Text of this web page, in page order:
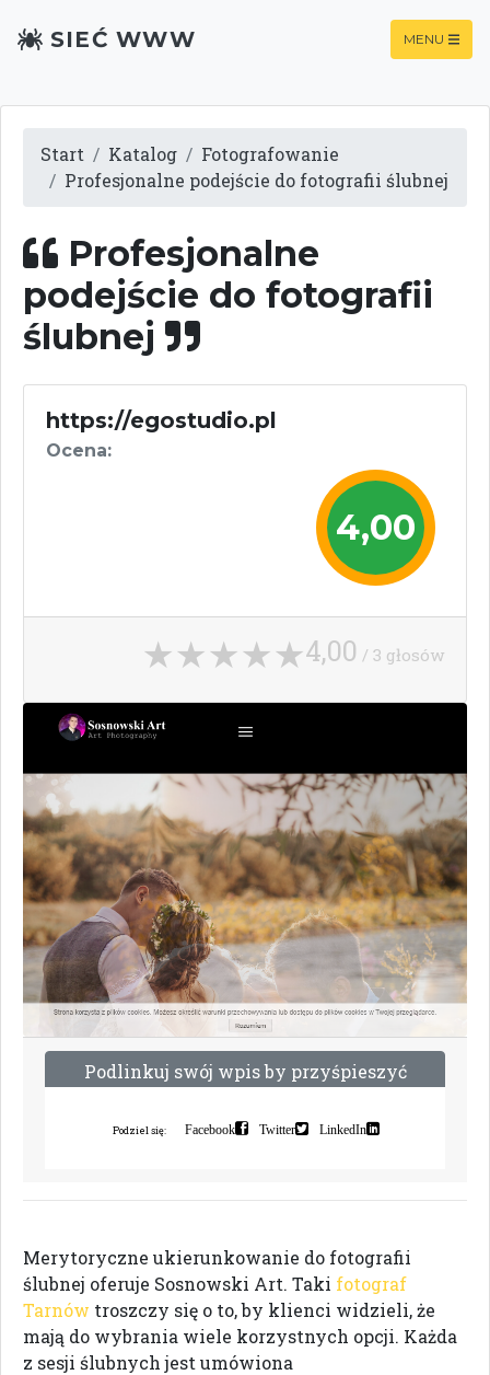
SIEĆ WWW MENU
Start Katalog
Fotografowanie
Profesjonalne podejście do fotografii ślubnej
Profesjonalne
podejście do fotografii
ślubnej
https://egostudio.pl
Ocena:
4,00
4,00 / 3 głosów
Podlinkuj swój wpisby przyśpieszyć
Podziel się: Facebook Twitter LinkedIn
Merytoryczne ukierunkowanie do fotografii
ślubnej oferuje Sosnowski Art. Taki fotograf
Tarnów troszczy się o to, by klienci widzieli, że
mają do wybrania wiele korzystnych opcji. Każda
z sesji ślubnych jest umówiona